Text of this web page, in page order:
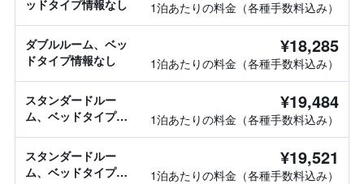
ッドタイプ情報なし
1泊あたりの料金（各種手数料込み）
ダブルルーム、ベッ
ドタイプ情報なし
¥18,285
1泊あたりの料金（各種手数料込み）
スタンダードルー
ム、ベッドタイプ情
¥19,484
1泊あたりの料金（各種手数料込み）
スタンダードルー
ム、ベッドタイプ情
¥19,521
1泊あたりの料金（各種手数料込み）